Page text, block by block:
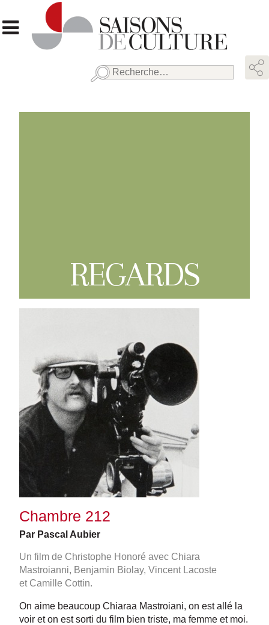
Rechercher :
REGARDS
Chambre 212
Par Pascal Aubier
Un film de Christophe Honoré avec Chiara
Mastroianni, Benjamin Biolay, Vincent Lacoste
et Camille Cottin.
On aime beaucoup Chiaraa Mastroiani, on est allé la
voir et on est sorti du film bien triste, ma femme et moi.